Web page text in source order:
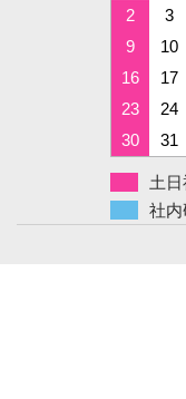
2
3
9
10
16
17
23
24
30
31
土
社内